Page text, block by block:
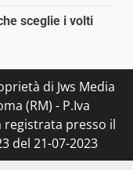
sceglie i volti
di Jws Media
(RM) - P.Iva
registrata presso il
del 21-07-2023